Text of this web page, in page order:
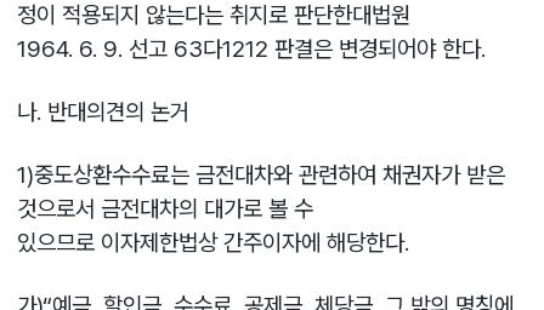
정이 적용되지 않는다는 취지로 판단한대법원
1964. 6. 9. 선고 63다1212 판결은 변경되어야 한다.
나. 반대의견의 논거
1)중도상환수수료는 금전대차와 관련하여 채권자가 받은
것으로서 금전대차의 대가로 볼 수
있으므로 이자제한법상 간주이자에 해당한다.